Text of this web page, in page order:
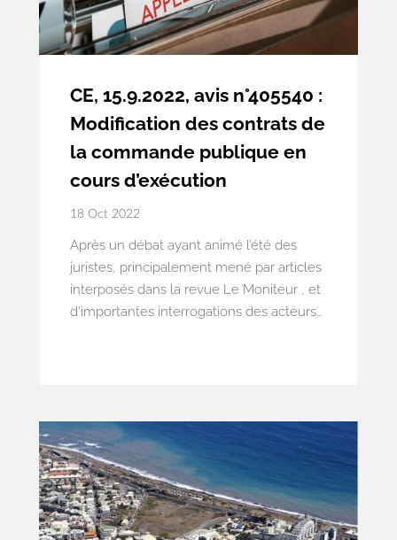
CE, 15.9.2022, avis n°405540 :
Modification des contrats de
la commande publique en
cours d’exécution
18 Oct 2022
Après un débat ayant animé l’été des
juristes, principalement mené par articles
interposés dans la revue Le Moniteur , et
d’importantes interrogations des acteurs
un avis très attendu sur deux questions,
d’inégale importance pratique, que se
posaient les praticiens de la commande
publique.